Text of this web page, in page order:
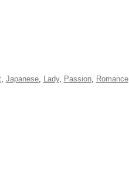
, Japanese, Lady, Passion, Romance,